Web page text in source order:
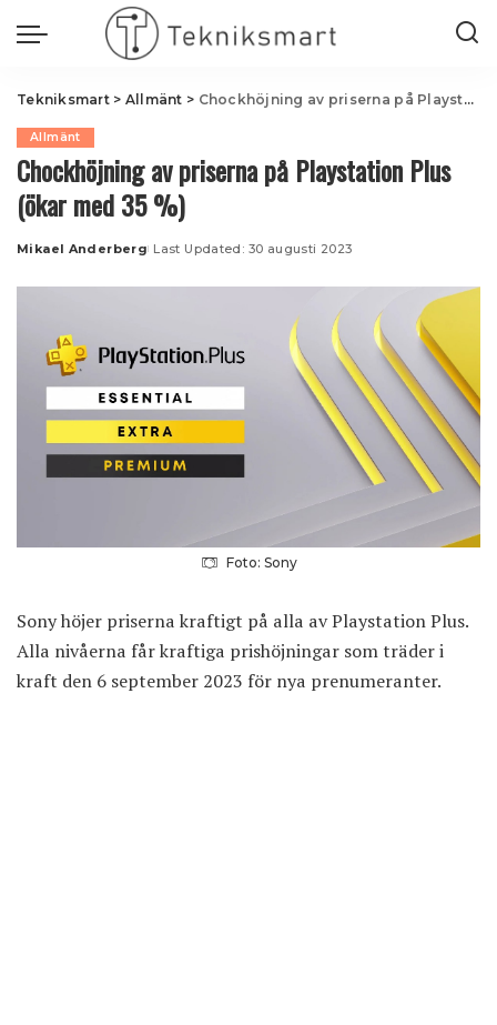
Tekniksmart> Allmänt > Chockhöjning av priserna på Playstation Plus (ökar med 35 %)
Allmänt
Chockhöjning av priserna på Playstation Plus
(ökar med 35 %)
Posted
Mikael Anderberg Last Updated: 30 augusti 2023
Foto: Sony
Sony höjer priserna kraftigt på alla av Playstation Plus.
Alla nivåerna får kraftiga prishöjningar som träder i
kraft den 6 september 2023 för nya prenumeranter.